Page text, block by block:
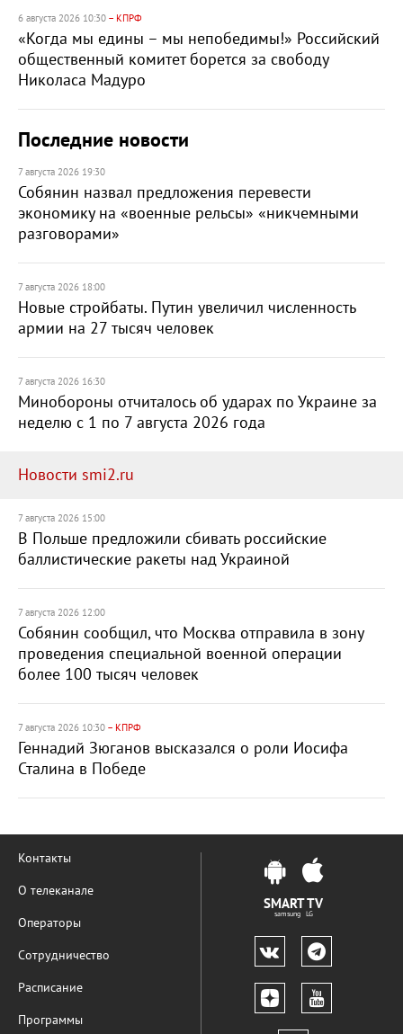
6 августа 2026 10:30 – КПРФ
«Когда мы едины – мы непобедимы!» Российский
общественный комитет борется за свободу
Николаса Мадуро
Последние новости
7 августа 2026 19:30
Собянин назвал предложения перевести
экономику на «военные рельсы» «никчемными
разговорами»
7 августа 2026 18:00
Новые стройбаты. Путин увеличил численность
армии на 27 тысяч человек
7 августа 2026 16:30
Минобороны отчиталось об ударах по Украине за
неделю с 1 по 7 августа 2026 года
Новости smi2.ru
7 августа 2026 15:00
В Польше предложили сбивать российские
баллистические ракеты над Украиной
7 августа 2026 12:00
Собянин сообщил, что Москва отправила в зону
проведения специальной военной операции
более 100 тысяч человек
7 августа 2026 10:30 – КПРФ
Геннадий Зюганов высказался о роли Иосифа
Сталина в Победе
Контакты
О телеканале
Операторы
Сотрудничество
Расписание
Программы
SMART TV
samsung LG